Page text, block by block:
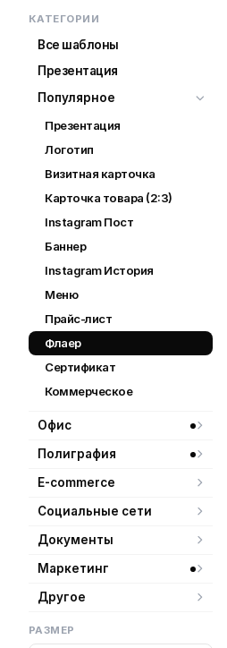
КАТЕГОРИИ
Все шаблоны
Презентация
Популярное
Презентация
Логотип
Визитная карточка
Карточка товара (2:3)
Instagram Пост
Баннер
Instagram История
Меню
Прайс-лист
Флаер
Сертификат
Коммерческое
Офис
Полиграфия
E-commerce
Социальные сети
Документы
Маркетинг
Другое
РАЗМЕР